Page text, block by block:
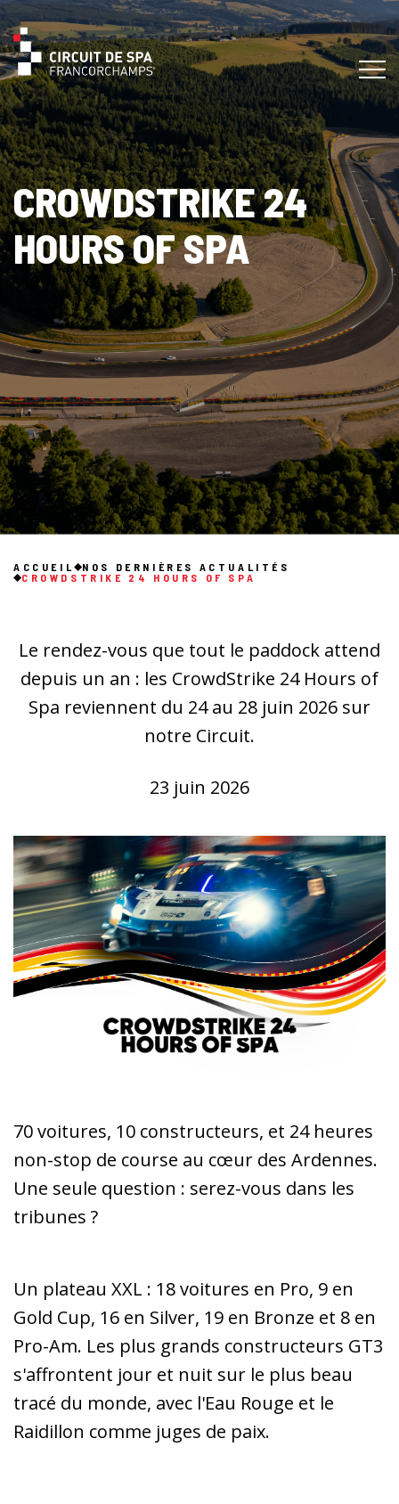
CROWDSTRIKE 24
HOURS OF SPA
ACCUEIL
NOS DERNIÈRES ACTUALITÉS
CROWDSTRIKE 24 HOURS OF SPA
Le rendez-vous que tout le paddock attend
depuis un an : les CrowdStrike 24 Hours of
Spa reviennent du 24 au 28 juin 2026 sur
notre Circuit.
23 juin 2026
70 voitures, 10 constructeurs, et 24 heures
non-stop de course au cœur des Ardennes.
Une seule question : serez-vous dans les
tribunes ?
Un plateau XXL : 18 voitures en Pro, 9 en
Gold Cup, 16 en Silver, 19 en Bronze et 8 en
Pro-Am. Les plus grands constructeurs GT3
s'affrontent jour et nuit sur le plus beau
tracé du monde, avec l'Eau Rouge et le
Raidillon comme juges de paix.